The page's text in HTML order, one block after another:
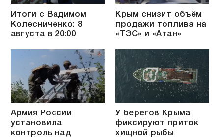
Итоги с Вадимом
Колесниченко: 8
августа в 20:00
Крым снизит объём
продажи топлива на
«ТЭС» и «Атан»
Армия России
установила
контроль над
У берегов Крыма
фиксируют приток
хищной рыбы